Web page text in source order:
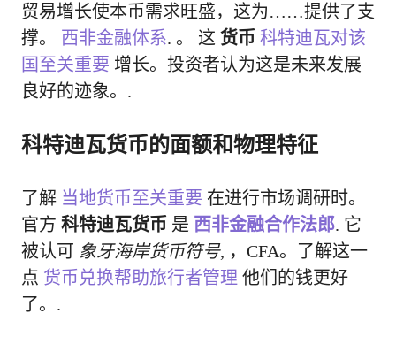
贸易增长使本币需求旺盛，这为……提供了支
撑。 西非金融体系. 。 这 货币 科特迪瓦对该
国至关重要 增长。投资者认为这是未来发展
良好的迹象。.
科特迪瓦货币的面额和物理特征
了解 当地货币至关重要 在进行市场调研时。
官方 科特迪瓦货币 是 西非金融合作法郎. 它
被认可 象牙海岸货币符号, ，CFA。了解这一
点 货币兑换帮助旅行者管理 他们的钱更好
了。.